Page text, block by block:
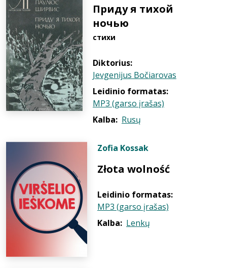
Приду я тихой
ночью
стихи
Diktorius:
Jevgenijus Bočiarovas
Leidinio formatas:
MP3 (garso įrašas)
Kalba: Rusų
Zofia Kossak
Złota wolność
Leidinio formatas:
MP3 (garso įrašas)
Kalba: Lenkų